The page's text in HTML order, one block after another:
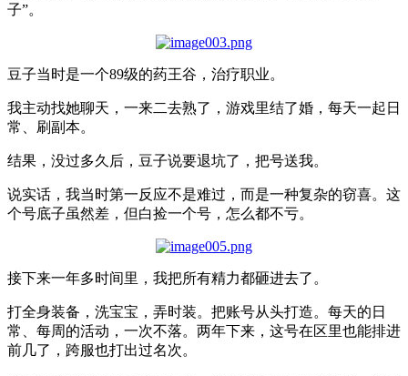
子”。
豆子当时是一个89级的药王谷，治疗职业。
我主动找她聊天，一来二去熟了，游戏里结了婚，每天一起日
常、刷副本。
结果，没过多久后，豆子说要退坑了，把号送我。
说实话，我当时第一反应不是难过，而是一种复杂的窃喜。这
个号底子虽然差，但白捡一个号，怎么都不亏。
接下来一年多时间里，我把所有精力都砸进去了。
打全身装备，洗宝宝，弄时装。把账号从头打造。每天的日
常、每周的活动，一次不落。两年下来，这号在区里也能排进
前几了，跨服也打出过名次。